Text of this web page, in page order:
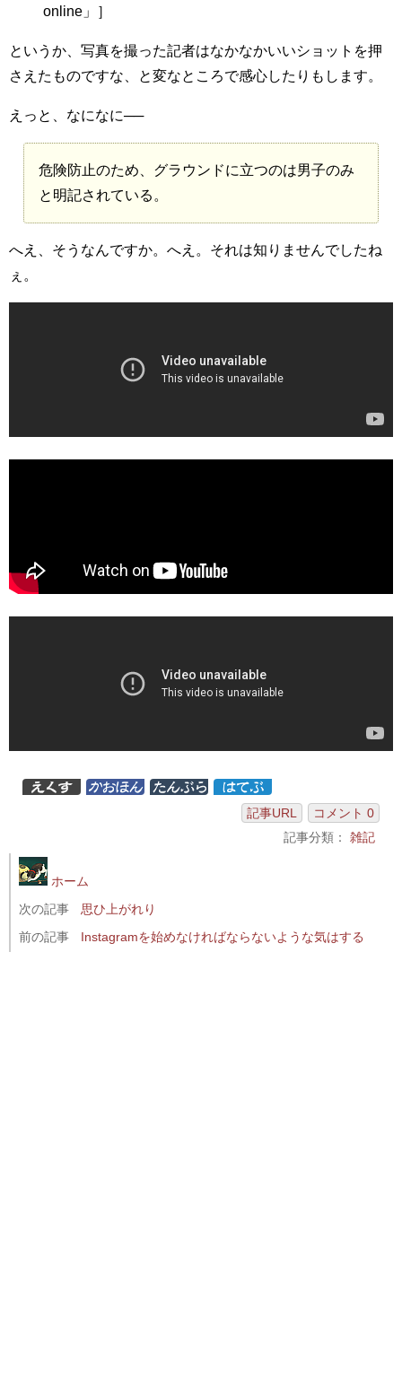
online」］
というか、写真を撮った記者はなかなかいいショットを押
さえたものですな、と変なところで感心したりもします。
えっと、なになに──
危険防止のため、グラウンドに立つのは男子のみ
と明記されている。
へえ、そうなんですか。へえ。それは知りませんでしたね
ぇ。
記事URL
コメント 0
記事分類： 雑記
ホーム
次の記事
思ひ上がれり
前の記事
Instagramを始めなければならないような気はする